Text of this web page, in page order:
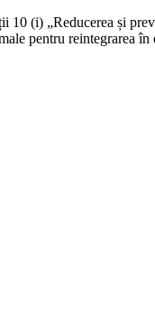
(i) „Reducerea și
pentru reintegrarea în